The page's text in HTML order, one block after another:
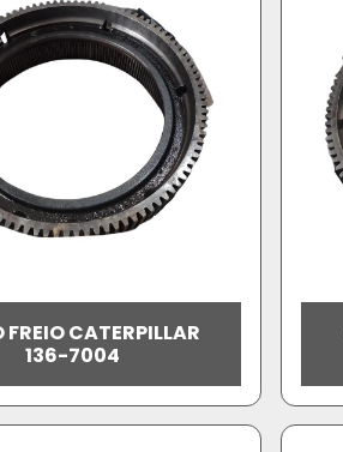
CATERPILLAR
136-7004